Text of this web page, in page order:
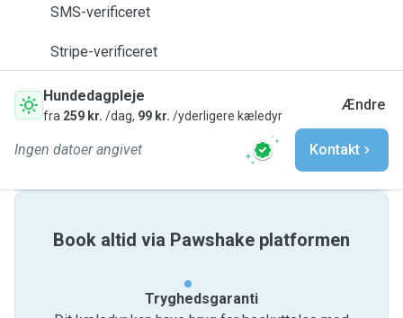
SMS-verificeret
Stripe-verificeret
Hundedagpleje
fra 259 kr. /dag, 99 kr. /yderligere kæledyr
Ændre
Ingen datoer angivet Kontakt
Book altid via Pawshake platformen
Tryghedsgaranti